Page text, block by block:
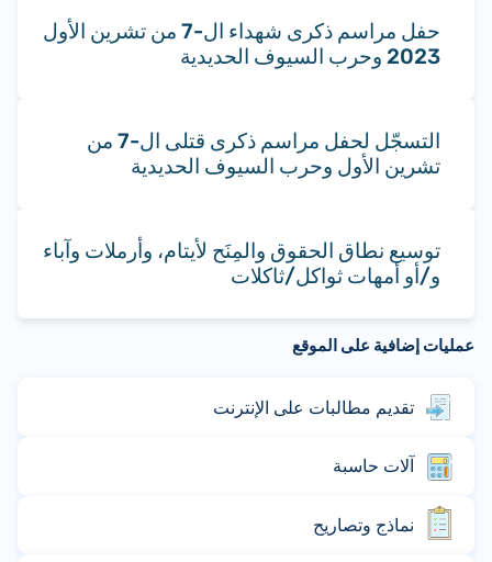
حفل مراسم ذكرى شهداء ال-7 من تشرين الأول
2023 وحرب السيوف الحديدية
التسجّل لحفل مراسم ذكرى قتلى ال-7 من
تشرين الأول وحرب السيوف الحديدية
توسيع نطاق الحقوق والمِنَح لأيتام، وأرملات وآباء
و/أو أمهات ثواكل/ثاكلات
عمليات إضافية على الموقع
تقديم مطالبات على الإنترنت
آلات حاسبة
نماذج وتصاريح